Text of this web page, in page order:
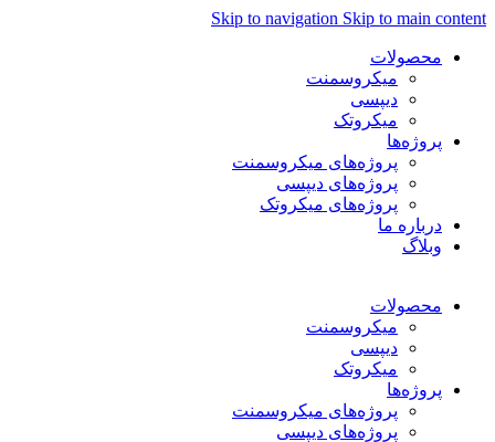
Skip to navigation Skip to main content
محصولات
میکروسمنت
دیپسی
میکروتک
پروژه‌ها
پروژه‌های میکروسمنت
پروژه‌های دیپسی
پروژه‌های میکروتک
درباره ما
وبلاگ
محصولات
میکروسمنت
دیپسی
میکروتک
پروژه‌ها
پروژه‌های میکروسمنت
پروژه‌های دیپسی